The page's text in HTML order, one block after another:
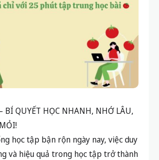
BÍ QUYẾT HỌC NHANH, NHỚ LÂU,
học tập bận rộn ngày nay, việc duy
và hiệu quả trong học tập trở thành